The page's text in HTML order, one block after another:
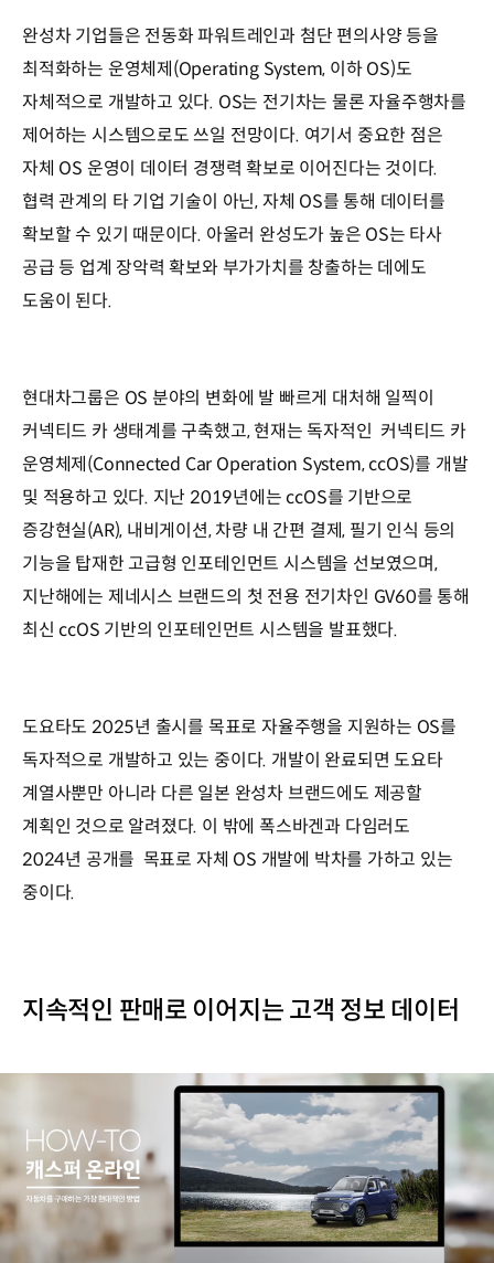
완성차 기업들은 전동화 파워트레인과 첨단 편의사양 등을
최적화하는 운영체제(Operating System, 이하 OS)도
자체적으로 개발하고 있다. OS는 전기차는 물론 자율주행차를
제어하는 시스템으로도 쓰일 전망이다. 여기서 중요한 점은
자체 OS 운영이 데이터 경쟁력 확보로 이어진다는 것이다.
협력 관계의 타 기업 기술이 아닌, 자체 OS를 통해 데이터를
확보할 수 있기 때문이다. 아울러 완성도가 높은 OS는 타사
공급 등 업계 장악력 확보와 부가가치를 창출하는 데에도
도움이 된다.
현대차그룹은 OS 분야의 변화에 발 빠르게 대처해 일찍이
커넥티드 카 생태계를 구축했고, 현재는 독자적인 커넥티드 카
운영체제(Connected Car Operation System, ccOS)를 개발
및 적용하고 있다. 지난 2019년에는 ccOS를 기반으로
증강현실(AR), 내비게이션, 차량 내 간편 결제, 필기 인식 등의
기능을 탑재한 고급형 인포테인먼트 시스템을 선보였으며,
지난해에는 제네시스 브랜드의 첫 전용 전기차인 GV60를 통해
최신 ccOS 기반의 인포테인먼트 시스템을 발표했다.
도요타도 2025년 출시를 목표로 자율주행을 지원하는 OS를
독자적으로 개발하고 있는 중이다. 개발이 완료되면 도요타
계열사뿐만 아니라 다른 일본 완성차 브랜드에도 제공할
계획인 것으로 알려졌다. 이 밖에 폭스바겐과 다임러도
2024년 공개를 목표로 자체 OS 개발에 박차를 가하고 있는
중이다.
지속적인 판매로 이어지는 고객 정보 데이터